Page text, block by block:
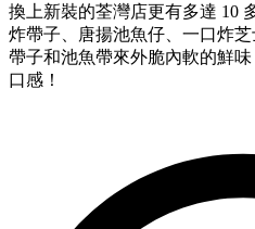
換上新裝的荃灣店更有多達 10
炸帶子、唐揚池魚仔、一口炸
帶子和池魚帶來外脆內軟的鮮
口感！